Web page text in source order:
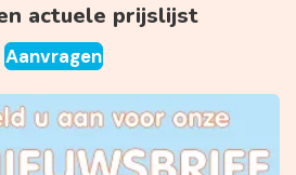
actuele prijslijst
Aanvragen